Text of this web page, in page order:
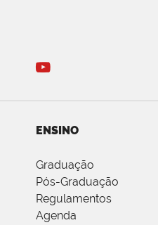
ENSINO
Graduação
Pós-Graduação
Regulamentos
Agenda